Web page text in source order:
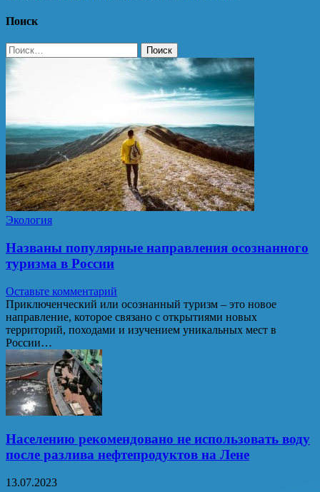
Поиск
Найти:
Экология
Названы популярные направления осознанного
туризма в России
Оставьте комментарий
Приключенческий или осознанный туризм – это новое
направление, которое связано с открытиями новых
территорий, походами и изучением уникальных мест в
России…
Населению рекомендовано не использовать воду
после разлива нефтепродуктов на Лене
13.07.2023